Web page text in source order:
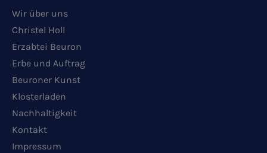
Wir über uns
Christel Holl
Erzabtei Beuron
Erbe und Auftrag
Beuroner Kunst
Klosterladen
Nachhaltigkeit
Kontakt
Impressum